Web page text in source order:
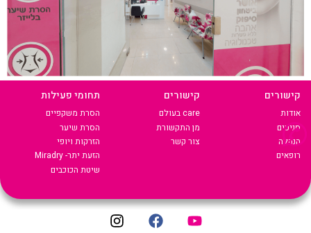
קישורים
אודות
סניפים
הנהלה
רופאים
קישורים
care בעולם
מן התקשורת
צור קשר
תחומי פעילות
הסרת משקפיים
הסרת שיער
הזרקות ויופי
הזעת יתר- Miradry
שיטת הכוכבים